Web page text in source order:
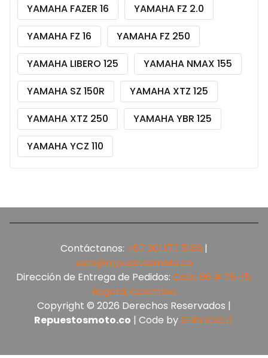
YAMAHA FAZER 16
YAMAHA FZ 2.0
YAMAHA FZ 16
YAMAHA FZ 250
YAMAHA LIBERO 125
YAMAHA NMAX 155
YAMAHA SZ 150R
YAMAHA XTZ 125
YAMAHA XTZ 250
YAMAHA YBR 125
YAMAHA YCZ 110
Contáctanos: +57 301 177 5165‬ |
web@repuestosmoto.co
Dirección de Entrega de Pedidos: Calle 66 # 25-15,
Bogotá, Colombia.
Copyright © 2026 Derechos Reservados |
Repuestosmoto.co | Code bySERVICIO.IT